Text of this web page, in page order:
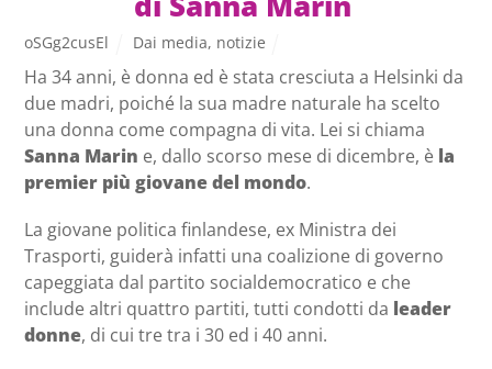
oSGg2cusEl Dai media, notizie
Ha 34 anni, è donna ed è stata cresciuta a Helsinki da
due madri, poiché la sua madre naturale ha scelto
una donna come compagna di vita. Lei si chiama
Sanna Marin e, dallo scorso mese di dicembre, è la
premier più giovane del mondo.
La giovane politica finlandese, ex Ministra dei
Trasporti, guiderà infatti una coalizione di governo
capeggiata dal partito socialdemocratico e che
include altri quattro partiti, tutti condotti da leader
donne, di cui tre tra i 30 ed i 40 anni.